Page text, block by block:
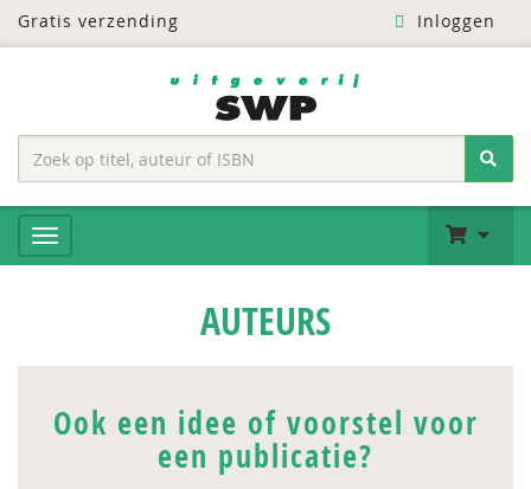
Gratis verzending Inloggen
AUTEURS
Ook een idee of voorstel voor
een publicatie?